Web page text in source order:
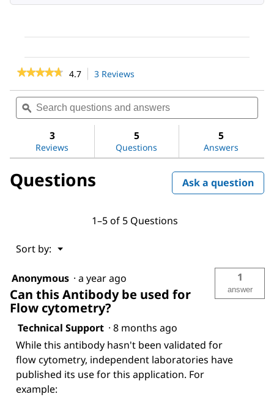
★★★★★
★★★★★
of
Read
reviews
for
FLAG®
M2
4.7 3 Reviews
will
navigate
to
reviews.
Search
questions
and
ϙ
3
Reviews
5
Questions
5
Answers
Questions Ask a question
1–5 of 5 Questions
Sort by: ▼
Menu
Anonymous · a year ago
Can this Antibody be used for
Flow cytometry?
1
answer
Technical Support · 8 months ago
While this antibody hasn't been validated for
flow cytometry, independent laboratories have
published its use for this application. For
example: